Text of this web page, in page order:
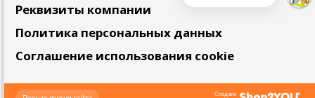
Реквизиты компании
Политика персональных данных
Соглашение использования cookie
Создано